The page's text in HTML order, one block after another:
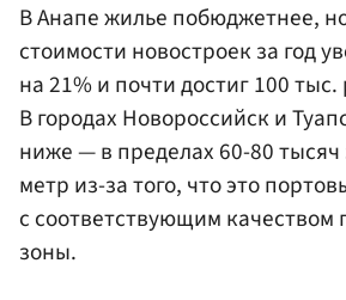
В Анапе жилье побюджетнее,
стоимости новостроек за год
на 21% и почти достиг 100 тыс.
В городах Новороссийск и
ниже — в пределах 60-80
метр из-за того, что это
с соответствующим
зоны.